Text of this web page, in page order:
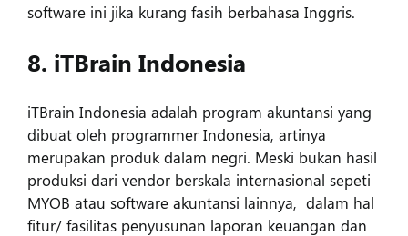
software ini jika kurang fasih berbahasa Inggris.
8. iTBrain Indonesia
iTBrain Indonesia adalah program akuntansi yang
dibuat oleh programmer Indonesia, artinya
merupakan produk dalam negri. Meski bukan hasil
produksi dari vendor berskala internasional sepeti
MYOB atau software akuntansi lainnya, dalam hal
fitur/ fasilitas penyusunan laporan keuangan dan